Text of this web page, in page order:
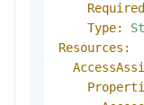
Type:
Resources: